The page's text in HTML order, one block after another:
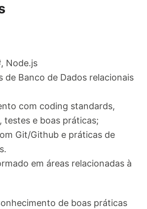
Node.js
de Banco de Dados relacionais
com coding standards,
testes e boas práticas;
Git/Github e práticas de
em áreas relacionadas à
de boas práticas